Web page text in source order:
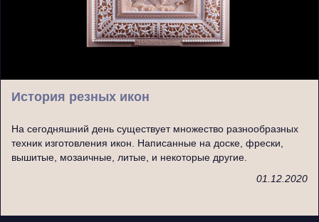
История резных икон
На сегодняшний день существует множество разнообразных
техник изготовления икон. Написанные на доске, фрески,
вышитые, мозаичные, литые, и некоторые другие.
01.12.2020